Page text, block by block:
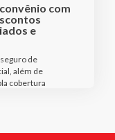
com
e
de
além de
cobertura